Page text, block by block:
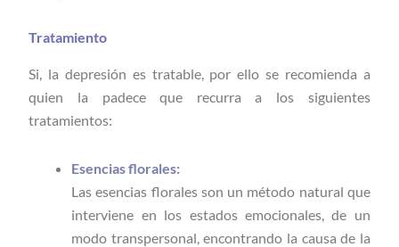
Tratamiento
Si, la depresión es tratable, por ello se recomienda a
quien la padece que recurra a los siguientes
tratamientos:
Esencias florales:
Las esencias florales son un método natural que
interviene en los estados emocionales, de un
modo transpersonal, encontrando la causa de la